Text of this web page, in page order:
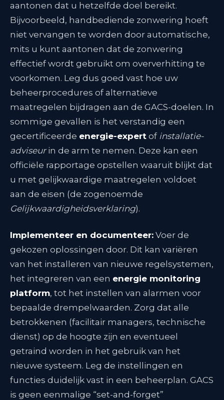
aantonen dat u hetzelfde doel bereikt.
Bijvoorbeeld, handbediende zonwering hoeft
niet vervangen te worden door automatische,
mits u kunt aantonen dat de zonwering
effectief wordt gebruikt om oververhitting te
voorkomen. Leg dus goed vast hoe uw
beheerprocedures of alternatieve
maatregelen bijdragen aan de GACS-doelen. In
sommige gevallen is het verstandig een
gecertificeerde energie-expert of installatie-
adviseur in de arm te nemen. Deze kan een
officiële rapportage opstellen waaruit blijkt dat
u met gelijkwaardige maatregelen voldoet
aan de eisen (de zogenoemde
Gelijkwaardigheidsverklaring).
Implementeer en documenteer: Voer de
gekozen oplossingen door. Dit kan variëren
van het installeren van nieuwe regelsystemen,
het integreren van een energie monitoring
platform, tot het instellen van alarmen voor
bepaalde drempelwaarden. Zorg dat alle
betrokkenen (facilitair managers, technische
dienst) op de hoogte zijn en eventueel
getraind worden in het gebruik van het
nieuwe systeem. Leg de instellingen en
functies duidelijk vast in een beheerplan. GACS
is geen eenmalige “set-and-forget”